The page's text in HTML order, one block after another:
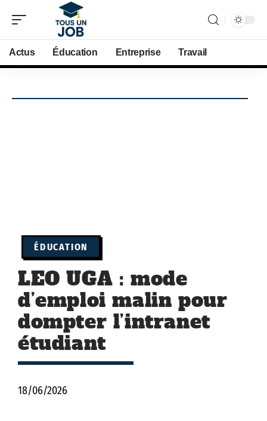
Actus Éducation Entreprise Travail
ÉDUCATION
LEO UGA : mode
d’emploi malin pour
dompter l’intranet
étudiant
18/06/2026